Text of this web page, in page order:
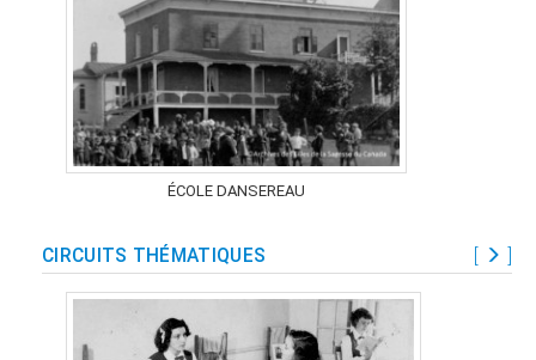
ÉCOLE DANSEREAU
CIRCUITS THÉMATIQUES